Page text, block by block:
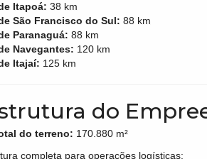
Itapoá: 38 km
São Francisco do Sul: 88 km
Paranaguá: 88 km
Navegantes: 120 km
Itajaí: 125 km
do
do terreno: 170.880 m²
completa para operações logísticas: